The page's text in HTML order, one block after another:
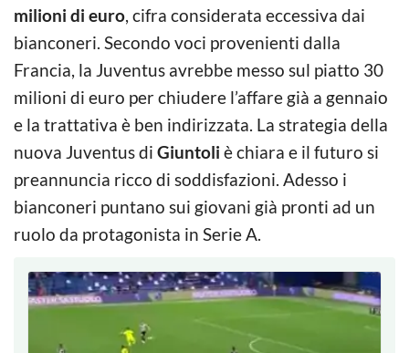
milioni di euro, cifra considerata eccessiva dai
bianconeri. Secondo voci provenienti dalla
Francia, la Juventus avrebbe messo sul piatto 30
milioni di euro per chiudere l’affare già a gennaio
e la trattativa è ben indirizzata. La strategia della
nuova Juventus di Giuntoli è chiara e il futuro si
preannuncia ricco di soddisfazioni. Adesso i
bianconeri puntano sui giovani già pronti ad un
ruolo da protagonista in Serie A.